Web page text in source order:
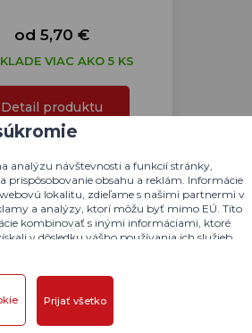
od 5,70 €
VIAC AKO 5 KS
Detail produktu
analýzu návštevnosti a funkcií stránky,
prispôsobovanie obsahu a reklám. Informácie
lokalitu, zdieľame s našimi partnermi v
a analýzy, ktorí môžu byť mimo EÚ. Títo
kombinovať s inými informáciami, ktoré
v dôsledku vášho používania ich služieb.
Prijať všetko